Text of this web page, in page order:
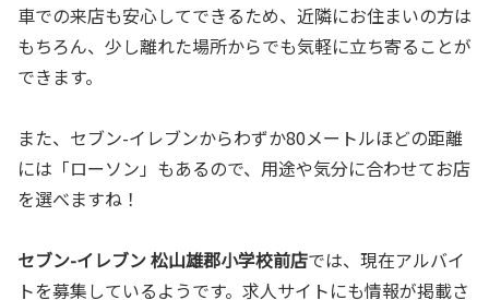
車での来店も安心してできるため、近隣にお住まいの方は
もちろん、少し離れた場所からでも気軽に立ち寄ることが
できます。
また、セブン-イレブンからわずか80メートルほどの距離
には「ローソン」もあるので、用途や気分に合わせてお店
を選べますね！
セブン-イレブン 松山雄郡小学校前店では、現在アルバイ
トを募集しているようです。求人サイトにも情報が掲載さ